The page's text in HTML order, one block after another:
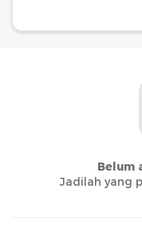
Belum
Jadilah yang